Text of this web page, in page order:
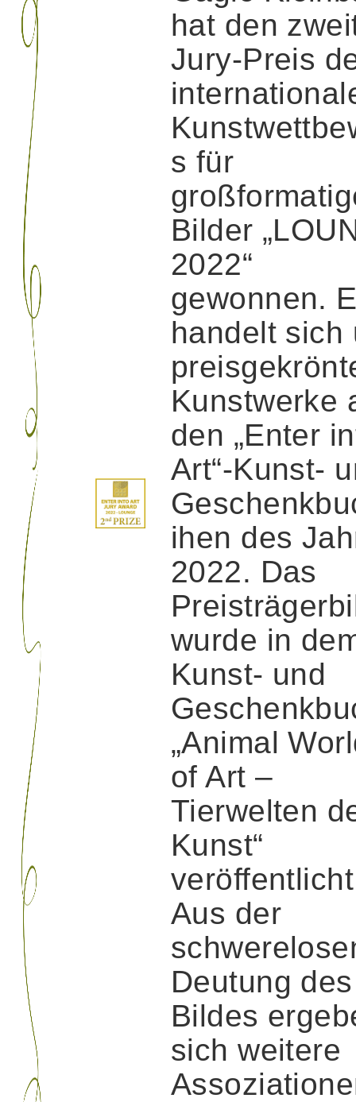
hat den
Jury-Preis
s für
Bilder
2022“
gewonnen.
handelt sich
Kunstwerke
den „Enter
Art“-Kunst-
ihen des
2022. Das
wurde in
Kunst- und
„Animal
of Art –
Tierwelten
Kunst“
Aus der
Deutung des
Bildes
sich weitere